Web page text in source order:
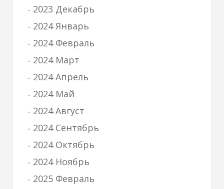
2023 Декабрь
2024 Январь
2024 Февраль
2024 Март
2024 Апрель
2024 Май
2024 Август
2024 Сентябрь
2024 Октябрь
2024 Ноябрь
2025 Февраль